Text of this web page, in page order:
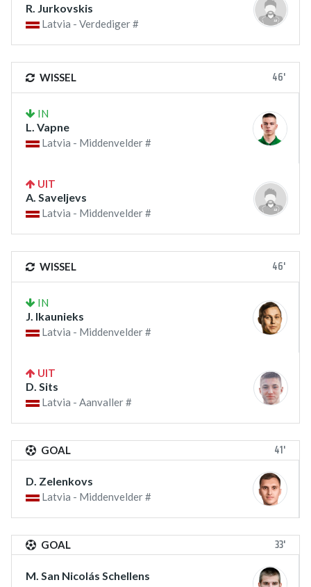
R. Jurkovskis
Latvia - Verdediger #
WISSEL 46'
IN
L. Vapne
Latvia - Middenvelder #
UIT
A. Saveljevs
Latvia - Middenvelder #
WISSEL 46'
IN
J. Ikaunieks
Latvia - Middenvelder #
UIT
D. Sits
Latvia - Aanvaller #
GOAL 41'
D. Zelenkovs
Latvia - Middenvelder #
GOAL 33'
M. San Nicolás Schellens